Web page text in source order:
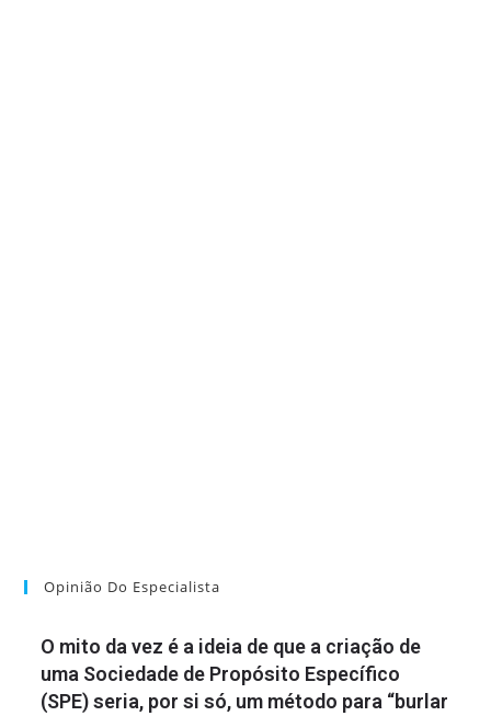
Opinião Do Especialista
O mito da vez é a ideia de que a criação de
uma Sociedade de Propósito Específico
(SPE) seria, por si só, um método para “burlar